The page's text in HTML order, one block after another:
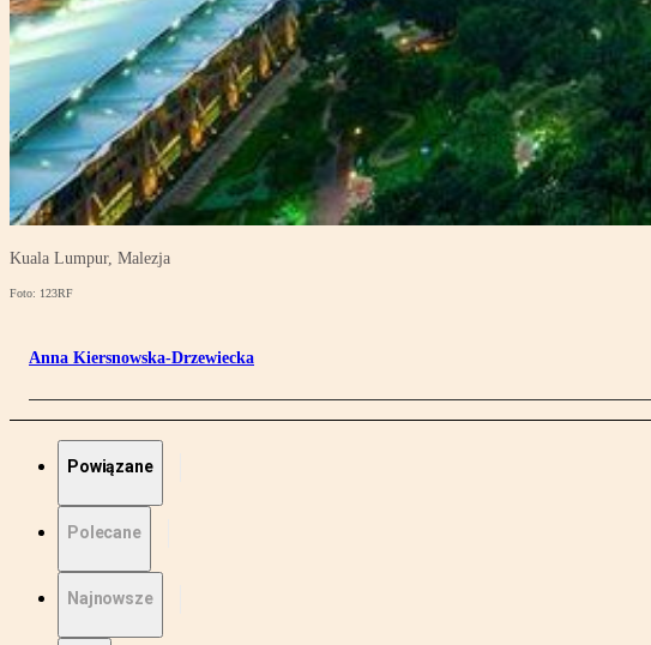
Kuala Lumpur, Malezja
Foto: 123RF
Anna Kiersnowska-Drzewiecka
Powiązane
Polecane
Najnowsze